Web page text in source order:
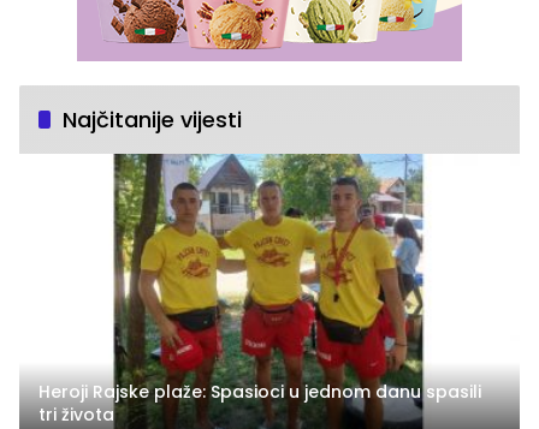
Najčitanije vijesti
Heroji Rajske plaže: Spasioci u jednom danu spasili
tri života